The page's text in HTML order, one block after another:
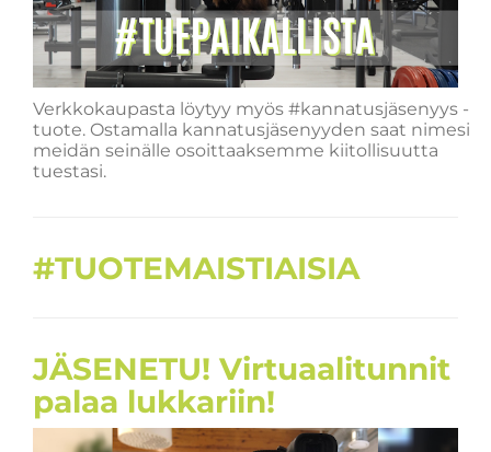
Verkkokaupasta löytyy myös #kannatusjäsenyys -
tuote. Ostamalla kannatusjäsenyyden saat nimesi
meidän seinälle osoittaaksemme kiitollisuutta
tuestasi.
#TUOTEMAISTIAISIA
JÄSENETU! Virtuaalitunnit
palaa lukkariin!